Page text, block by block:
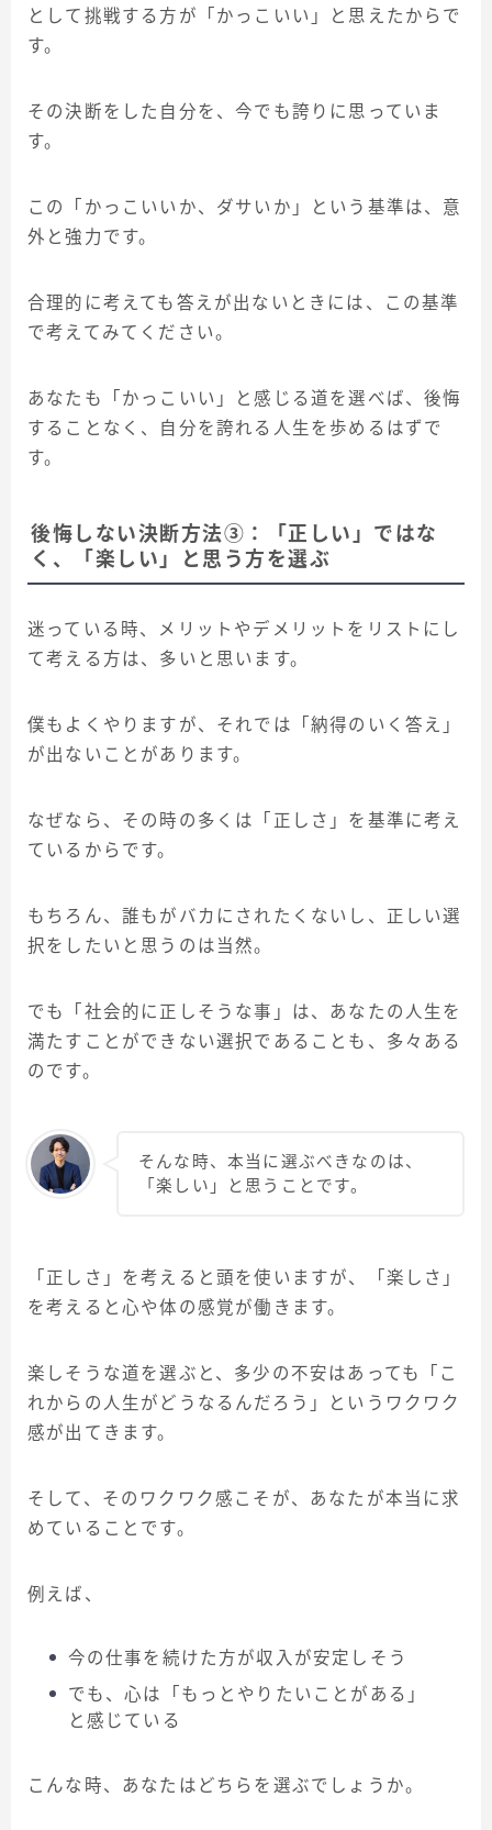
として挑戦する方が「かっこいい」と思えたからで
す。
その決断をした自分を、今でも誇りに思っていま
す。
この「かっこいいか、ダサいか」という基準は、意
外と強力です。
合理的に考えても答えが出ないときには、この基準
で考えてみてください。
あなたも「かっこいい」と感じる道を選べば、後悔
することなく、自分を誇れる人生を歩めるはずで
す。
後悔しない決断方法③：「正しい」ではな
く、「楽しい」と思う方を選ぶ
迷っている時、メリットやデメリットをリストにし
て考える方は、多いと思います。
僕もよくやりますが、それでは「納得のいく答え」
が出ないことがあります。
なぜなら、その時の多くは「正しさ」を基準に考え
ているからです。
もちろん、誰もがバカにされたくないし、正しい選
択をしたいと思うのは当然。
でも「社会的に正しそうな事」は、あなたの人生を
満たすことができない選択であることも、多々ある
のです。
そんな時、本当に選ぶべきなのは、
「楽しい」と思うことです。
「正しさ」を考えると頭を使いますが、「楽しさ」
を考えると心や体の感覚が働きます。
楽しそうな道を選ぶと、多少の不安はあっても「こ
れからの人生がどうなるんだろう」というワクワク
感が出てきます。
そして、そのワクワク感こそが、あなたが本当に求
めていることです。
例えば、
今の仕事を続けた方が収入が安定しそう
でも、心は「もっとやりたいことがある」
と感じている
こんな時、あなたはどちらを選ぶでしょうか。